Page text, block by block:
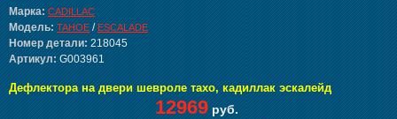
Марка: CADILLAC
Модель: TAHOE /ESCALADE
Номер детали: 218045
Артикул: G003961
Дефлектора на двери шевроле тахо, кадиллак эскалейд
12969руб.